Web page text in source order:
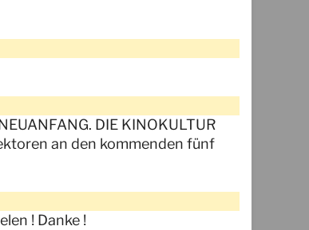
DIE KINOKULTUR
an den kommenden fünf
! Danke !